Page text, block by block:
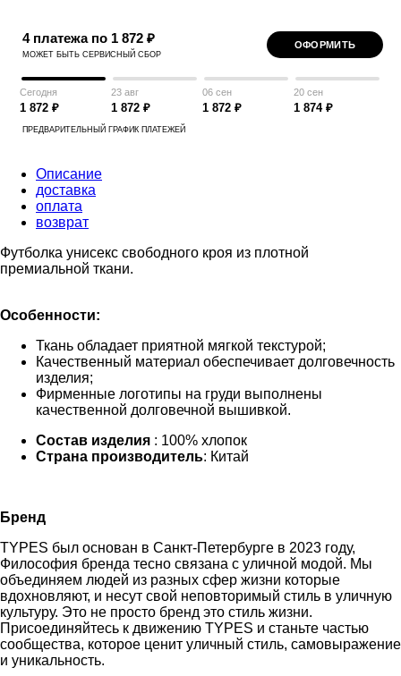
4 платежа по 1 872 ₽
МОЖЕТ БЫТЬ СЕРВИСНЫЙ СБОР
ОФОРМИТЬ
Сегодня
1 872 ₽
23 авг
1 872 ₽
06 сен
1 872 ₽
20 сен
1 874 ₽
ПРЕДВАРИТЕЛЬНЫЙ ГРАФИК ПЛАТЕЖЕЙ
Описание
доставка
оплата
возврат
Футболка унисекс свободного кроя из плотной
премиальной ткани.
Особенности:
Ткань обладает приятной мягкой текстурой;
Качественный материал обеспечивает долговечность
изделия;
Фирменные логотипы на груди выполнены
качественной долговечной вышивкой.
Состав изделия : 100% хлопок
Страна производитель: Китай
Бренд
TYPES был основан в Санкт-Петербурге в 2023 году,
Философия бренда тесно связана с уличной модой. Мы
объединяем людей из разных сфер жизни которые
вдохновляют, и несут свой неповторимый стиль в уличную
культуру. Это не просто бренд это стиль жизни.
Присоединяйтесь к движению TYPES и станьте частью
сообщества, которое ценит уличный стиль, самовыражение
и уникальность.